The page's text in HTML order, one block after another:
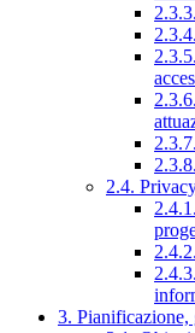
2.4.
3. Pianificazione,